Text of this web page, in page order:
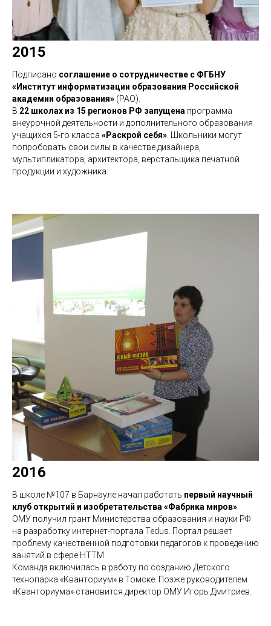
2015
Подписано соглашение о сотрудничестве с ФГБНУ
«Институт информатизации образования Российской
академии образования» (РАО).
В 22 школах из 15 регионов РФ запущена программа
внеурочной деятельности и дополнительного образования
учащихся 5-го класса «Раскрой себя» . Школьники могут
попробовать свои силы в качестве дизайнера,
мультипликатора, архитектора, верстальщика печатной
продукции и художника.
2016
В школе №107 в Барнауле начал работать первый научный
клуб открытий и изобретательства «Фабрика миров»
ОМУ получил грант Министерства образования и науки РФ
на разработку интернет-портала Tedus. Портал решает
проблему качественной подготовки педагогов к проведению
занятий в сфере НТТМ.
Команда включилась в работу по созданию Детского
технопарка «Кванториум» в Томске. Позже руководителем
«Кванториума» становится директор ОМУ Игорь Дмитриев.